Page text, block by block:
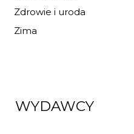
Zdrowie i uroda
Zima
WYDAWCY